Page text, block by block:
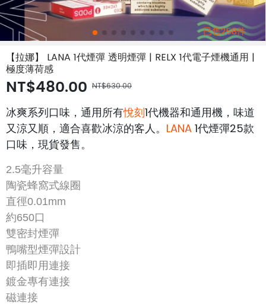
已售258件
【拉娜】 LANA 1代煙彈 透明煙彈 | RELX 1代電子煙機通用 |
極度薄荷感
NT$480.00 NT$630.00
冰爽系列口味，通用所有悅刻1代機器和通用機，味道
又涼又順，適合喜歡冰涼的客人。 LANA 1代煙彈25款
口味，現貨發售。
2.5毫升容量
陶瓷蜂窩式線圈
直徑0.01mm
約650口
雙密封煙彈
鴨嘴型煙彈設計
即插即用連接
鍍金專有連接
磁連接